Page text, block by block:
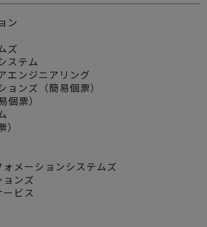
ン
ズ
ステム
ンジニアリング
ンズ（簡易個票）
票）
メーションシステムズ
ンズ
ビス